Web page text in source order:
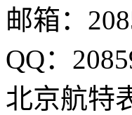
邮箱：
QQ：
北京航特